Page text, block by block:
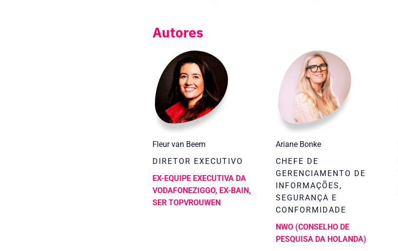
Autores
Fleur van Beem
DIRETOR EXECUTIVO
EX-EQUIPE EXECUTIVA DA
VODAFONEZIGGO, EX-BAIN,
SER TOPVROUWEN
Ariane Bonke
CHEFE DE
GERENCIAMENTO DE
INFORMAÇÕES,
SEGURANÇA E
CONFORMIDADE
NWO (CONSELHO DE
PESQUISA DA HOLANDA)